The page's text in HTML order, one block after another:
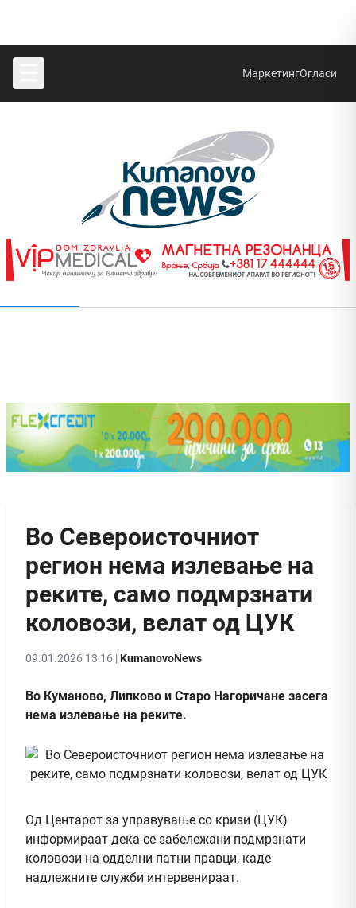
МаркетингОгласи
Во Североисточниот
регион нема излевање на
реките, само подмрзнати
коловози, велат од ЦУК
09.01.2026 13:16 |KumanovoNews
Во Куманово, Липково и Старо Нагоричане засега
нема излевање на реките.
Од Центарот за управување со кризи (ЦУК)
информираат дека се забележани подмрзнати
коловози на одделни патни правци, каде
надлежните служби интервенираат.